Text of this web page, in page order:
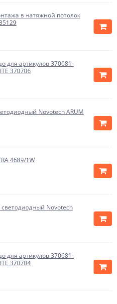
в натяжной потолок
для артикулов 370681-
370706
Novotech ARUM
4689/1W
Novotech
для артикулов 370681-
370704